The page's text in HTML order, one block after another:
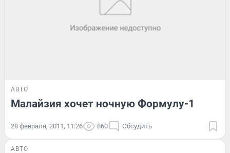
АВТО
Малайзия хочет ночную Формулу-1
28 февраля, 2011, 11:26 860 Обсудить
АВТО